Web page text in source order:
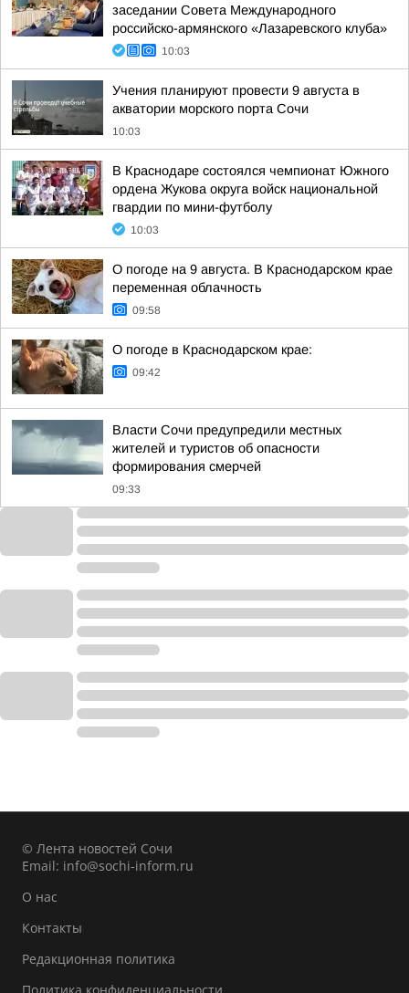
заседании Совета Международного
российско-армянского «Лазаревского клуба»
10:03
Учения планируют провести 9 августа в
акватории морского порта Сочи
10:03
В Краснодаре состоялся чемпионат Южного
ордена Жукова округа войск национальной
гвардии по мини-футболу
10:03
О погоде на 9 августа. В Краснодарском крае
переменная облачность
09:58
О погоде в Краснодарском крае:
09:42
Власти Сочи предупредили местных
жителей и туристов об опасности
формирования смерчей
09:33
© Лента новостей Сочи
Email: info@sochi-inform.ru
О нас
Контакты
Редакционная политика